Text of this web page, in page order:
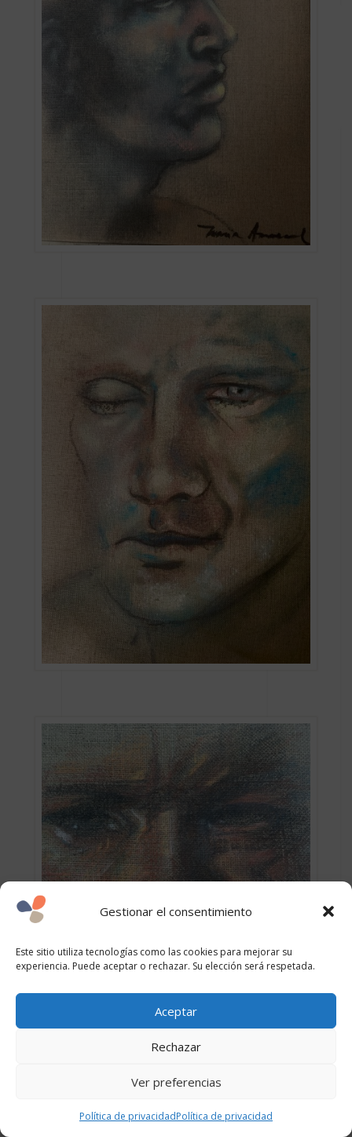
Gestionar el consentimiento
Este sitio utiliza tecnologías como las cookies para mejorar su
experiencia. Puede aceptar o rechazar. Su elección será respetada.
Aceptar
Rechazar
Ver preferencias
Política de privacidadPolítica de privacidad